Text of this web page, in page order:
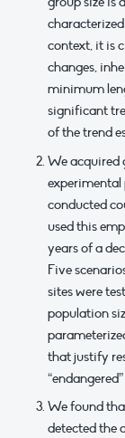
context, it is
changes,
minimum
significant
of the trend
We acquired
experimental
conducted
used this
years of a
Five
sites were
population
that justify
We found
detected the